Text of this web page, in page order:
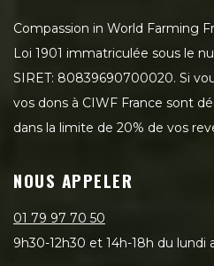
Compassion in World Farming
Loi 1901 immatriculée sous le
SIRET: 80839690700020. Si
vos dons à CIWF France sont
dans la limite de 20% de vos
NOUS APPELER
01 79 97 70 50
9h30-12h30 et 14h-18h du lundi